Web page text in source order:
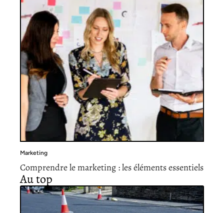
Marketing
Comprendre le marketing : les éléments essentiels
Au top